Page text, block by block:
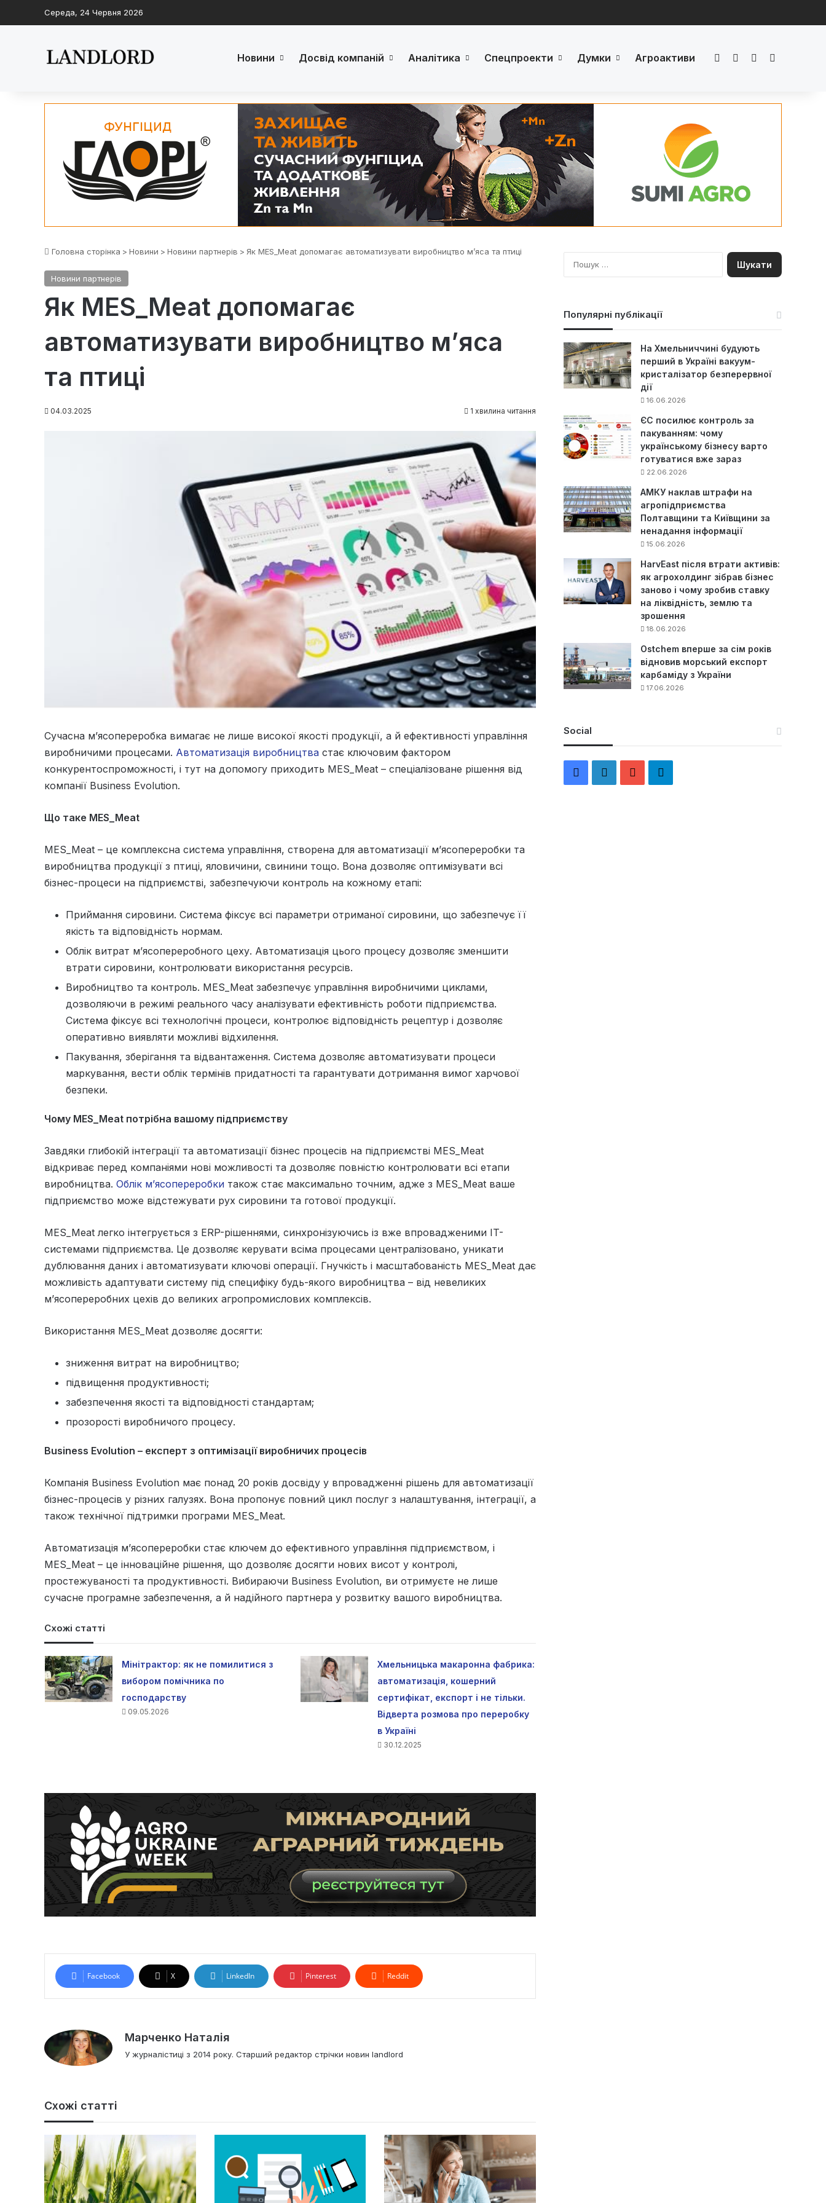
Середа, 24 Червня 2026
Новини Досвід компаній Аналітика Спецпроекти Думки Агроактиви FacebookLinkedInYouTube
Головна сторінка > Новини > Новини партнерів > Як MES_Meat допомагає автоматизувати виробництво м’яса та птиці
Новини партнерів
Як MES_Meat допомагає
автоматизувати виробництво м’яса
та птиці
04.03.2025 1 хвилина читання
Сучасна м’ясопереробка вимагає не лише високої якості продукції, а й ефективності управління
виробничими процесами. Автоматизація виробництва стає ключовим фактором
конкурентоспроможності, і тут на допомогу приходить MES_Meat – спеціалізоване рішення від
компанії Business Evolution.
Що таке MES_Meat
MES_Meat – це комплексна система управління, створена для автоматизації м’ясопереробки та
виробництва продукції з птиці, яловичини, свинини тощо. Вона дозволяє оптимізувати всі
бізнес-процеси на підприємстві, забезпечуючи контроль на кожному етапі:
Приймання сировини. Система фіксує всі параметри отриманої сировини, що забезпечує її
якість та відповідність нормам.
Облік витрат м’ясопереробного цеху. Автоматизація цього процесу дозволяє зменшити
втрати сировини, контролювати використання ресурсів.
Виробництво та контроль. MES_Meat забезпечує управління виробничими циклами,
дозволяючи в режимі реального часу аналізувати ефективність роботи підприємства.
Система фіксує всі технологічні процеси, контролює відповідність рецептур і дозволяє
оперативно виявляти можливі відхилення.
Пакування, зберігання та відвантаження. Система дозволяє автоматизувати процеси
маркування, вести облік термінів придатності та гарантувати дотримання вимог харчової
безпеки.
Чому MES_Meat потрібна вашому підприємству
Завдяки глибокій інтеграції та автоматизації бізнес процесів на підприємстві MES_Meat
відкриває перед компаніями нові можливості та дозволяє повністю контролювати всі етапи
виробництва. Облік м’ясопереробки також стає максимально точним, адже з MES_Meat ваше
підприємство може відстежувати рух сировини та готової продукції.
MES_Meat легко інтегрується з ERP-рішеннями, синхронізуючись із вже впровадженими IT-
системами підприємства. Це дозволяє керувати всіма процесами централізовано, уникати
дублювання даних і автоматизувати ключові операції. Гнучкість і масштабованість MES_Meat дає
можливість адаптувати систему під специфіку будь-якого виробництва – від невеликих
м’ясопереробних цехів до великих агропромислових комплексів.
Використання MES_Meat дозволяє досягти:
зниження витрат на виробництво;
підвищення продуктивності;
забезпечення якості та відповідності стандартам;
прозорості виробничого процесу.
Business Evolution – експерт з оптимізації виробничих процесів
Компанія Business Evolution має понад 20 років досвіду у впровадженні рішень для автоматизації
бізнес-процесів у різних галузях. Вона пропонує повний цикл послуг з налаштування, інтеграції, а
також технічної підтримки програми MES_Meat.
Автоматизація м’ясопереробки стає ключем до ефективного управління підприємством, і
MES_Meat – це інноваційне рішення, що дозволяє досягти нових висот у контролі,
простежуваності та продуктивності. Вибираючи Business Evolution, ви отримуєте не лише
сучасне програмне забезпечення, а й надійного партнера у розвитку вашого виробництва.
Схожі статті
Мінітрактор: як не помилитися з
вибором помічника по
господарству
09.05.2026
Хмельницька макаронна фабрика:
автоматизація, кошерний
сертифікат, експорт і не тільки.
Відверта розмова про переробку
в Україні
30.12.2025
Facebook X LinkedIn Pinterest Reddit
Марченко Наталія
У журналістиці з 2014 року. Старший редактор стрічки новин landlord
Схожі статті
П
о
Популярні публікації
На Хмельниччині будують
перший в Україні вакуум-
кристалізатор безперервної
дії
16.06.2026
ЄС посилює контроль за
пакуванням: чому
українському бізнесу варто
готуватися вже зараз
22.06.2026
АМКУ наклав штрафи на
агропідприємства
Полтавщини та Київщини за
ненадання інформації
15.06.2026
HarvEast після втрати активів:
як агрохолдинг зібрав бізнес
заново і чому зробив ставку
на ліквідність, землю та
зрошення
18.06.2026
Ostchem вперше за сім років
відновив морський експорт
карбаміду з України
17.06.2026
Social